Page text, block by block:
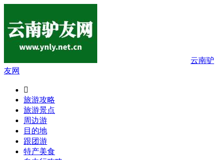
云南驴
友网

旅游攻略
旅游景点
周边游
目的地
跟团游
特产美食